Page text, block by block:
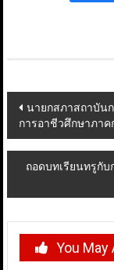
Post
navigation
นายกสภาสถาบัน
การอาชีวศึกษาภาค
ถอดบทเรียนทรูกับ
You May